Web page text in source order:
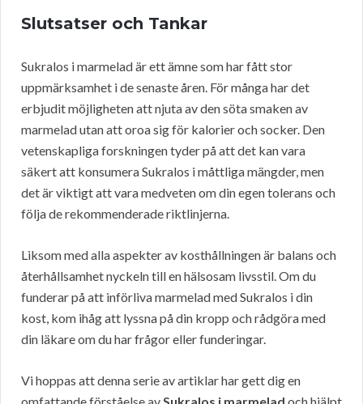
Slutsatser och Tankar
Sukralos i marmelad är ett ämne som har fått stor
uppmärksamhet i de senaste åren. För många har det
erbjudit möjligheten att njuta av den söta smaken av
marmelad utan att oroa sig för kalorier och socker. Den
vetenskapliga forskningen tyder på att det kan vara
säkert att konsumera Sukralos i måttliga mängder, men
det är viktigt att vara medveten om din egen tolerans och
följa de rekommenderade riktlinjerna.
Liksom med alla aspekter av kosthållningen är balans och
återhållsamhet nyckeln till en hälsosam livsstil. Om du
funderar på att införliva marmelad med Sukralos i din
kost, kom ihåg att lyssna på din kropp och rådgöra med
din läkare om du har frågor eller funderingar.
Vi hoppas att denna serie av artiklar har gett dig en